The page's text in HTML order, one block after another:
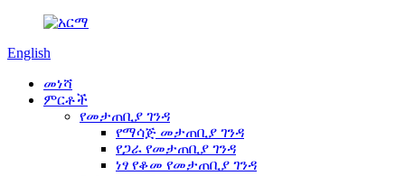
English
መነሻ
ምርቶች
የመታጠቢያ ገንዳ
የማሳጅ መታጠቢያ ገንዳ
የጋራ የመታጠቢያ ገንዳ
ነፃ የቆመ የመታጠቢያ ገንዳ